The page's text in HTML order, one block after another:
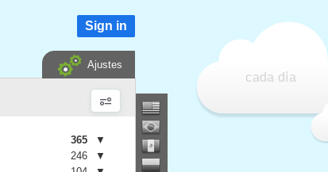
cada día
Sign in
Ajustes
365
▼
246
▼